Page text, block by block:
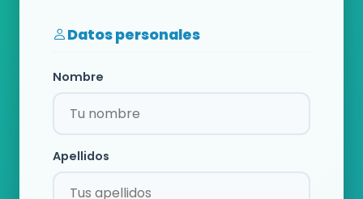
Datos personales
Nombre
Apellidos